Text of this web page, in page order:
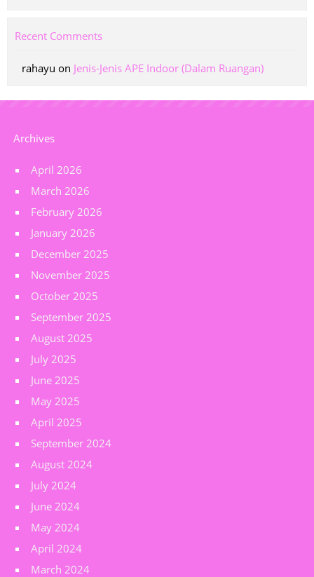
Recent Comments
rahayu on Jenis-Jenis APE Indoor (Dalam Ruangan)
Archives
April 2026
March 2026
February 2026
January 2026
December 2025
November 2025
October 2025
September 2025
August 2025
July 2025
June 2025
May 2025
April 2025
September 2024
August 2024
July 2024
June 2024
May 2024
April 2024
March 2024